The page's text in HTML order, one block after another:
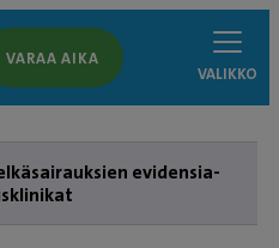
VARAA AIKA
VALIKKO
evidensia-